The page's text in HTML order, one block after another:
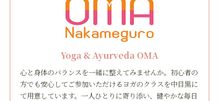
Yoga & Ayurveda OMA
心と身体のバランスを一緒に整えてみませんか。初心者の
方でも安心してご参加いただけるヨガのクラスを中目黒に
て用意しています。一人ひとりに寄り添い、健やかな毎日